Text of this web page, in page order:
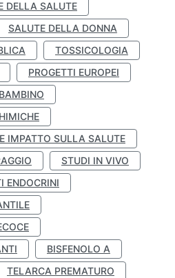
DELLA SALUTE
SALUTE DELLA DONNA
TOSSICOLOGIA
PROGETTI EUROPEI
IMPATTO SULLA SALUTE
STUDI IN VIVO
ENDOCRINI
BISFENOLO A
TELARCA PREMATURO